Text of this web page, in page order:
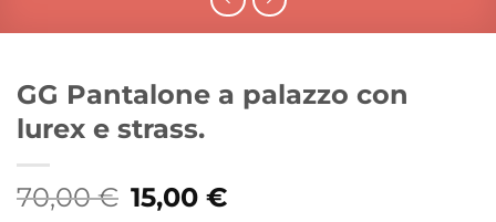
GG Pantalone a palazzo con
lurex e strass.
70,00€ Il
prezzo
15,00€Il
prezzo